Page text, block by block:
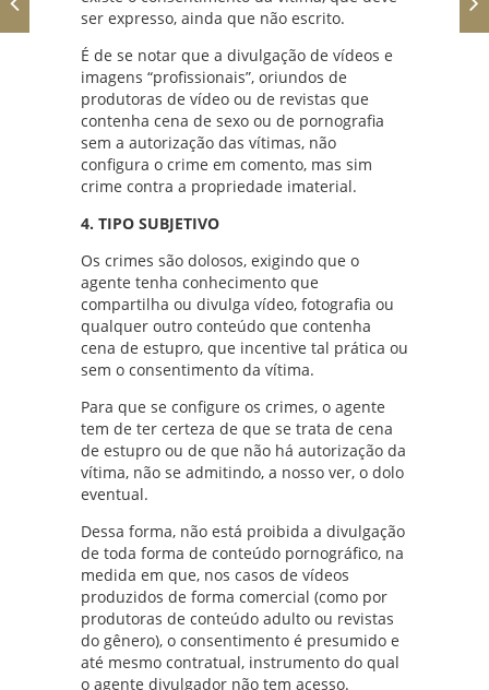
ser expresso, ainda que não escrito.
É de se notar que a divulgação de vídeos e
imagens “profissionais”, oriundos de
produtoras de vídeo ou de revistas que
contenha cena de sexo ou de pornografia
sem a autorização das vítimas, não
configura o crime em comento, mas sim
crime contra a propriedade imaterial.
4. TIPO SUBJETIVO
Os crimes são dolosos, exigindo que o
agente tenha conhecimento que
compartilha ou divulga vídeo, fotografia ou
qualquer outro conteúdo que contenha
cena de estupro, que incentive tal prática ou
sem o consentimento da vítima.
Para que se configure os crimes, o agente
tem de ter certeza de que se trata de cena
de estupro ou de que não há autorização da
vítima, não se admitindo, a nosso ver, o dolo
eventual.
Dessa forma, não está proibida a divulgação
de toda forma de conteúdo pornográfico, na
medida em que, nos casos de vídeos
produzidos de forma comercial (como por
produtoras de conteúdo adulto ou revistas
do gênero), o consentimento é presumido e
até mesmo contratual, instrumento do qual
o agente divulgador não tem acesso.